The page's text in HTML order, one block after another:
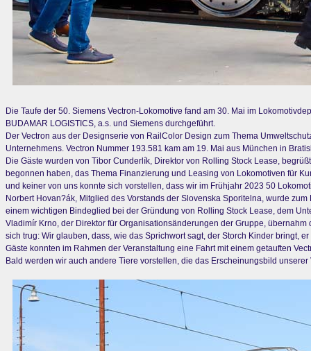
Die Taufe der 50. Siemens Vectron-Lokomotive fand am 30. Mai im
BUDAMAR LOGISTICS, a.s. und Siemens durchgeführt.
Der Vectron aus der Designserie von RailColor Design zum Thema
Unternehmens. Vectron Nummer 193.581 kam am 19. Mai aus München in
Die Gäste wurden von Tibor Cunderlík, Direktor von Rolling Stock Lease,
begonnen haben, das Thema Finanzierung und Leasing von Lokomotiven für
und keiner von uns konnte sich vorstellen, dass wir im Frühjahr 2023 50
Norbert Hovan?ák, Mitglied des Vorstands der Slovenska Sporitelna, wurde
einem wichtigen Bindeglied bei der Gründung von Rolling Stock Lease, dem
Vladimír Krno, der Direktor für Organisationsänderungen der Gruppe,
sich trug: Wir glauben, dass, wie das Sprichwort sagt, der Storch Kinder bringt,
Gäste konnten im Rahmen der Veranstaltung eine Fahrt mit einem getauften
Bald werden wir auch andere Tiere vorstellen, die das Erscheinungsbild